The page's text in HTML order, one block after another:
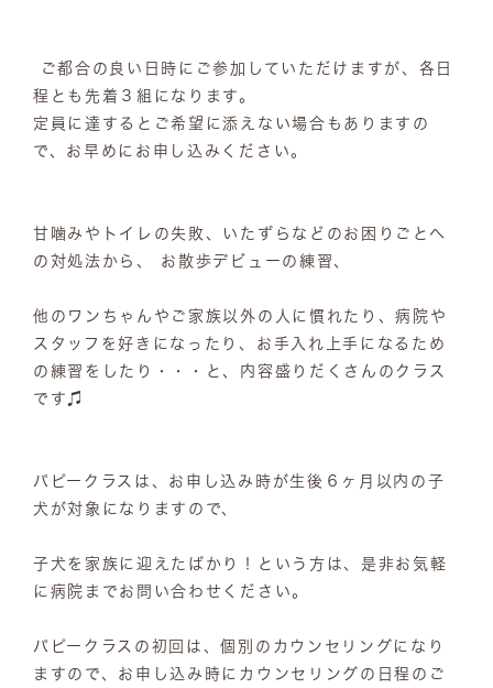
ご都合の良い日時にご参加していただけますが、各日
程とも先着３組になります。
定員に達するとご希望に添えない場合もありますの
で、お早めにお申し込みください。
甘噛みやトイレの失敗、いたずらなどのお困りごとへ
の対処法から、 お散歩デビューの練習、
他のワンちゃんやご家族以外の人に慣れたり、病院や
スタッフを好きになったり、お手入れ上手になるため
の練習をしたり・・・と、内容盛りだくさんのクラス
です♫
パピークラスは、お申し込み時が生後６ヶ月以内の子
犬が対象になりますので、
子犬を家族に迎えたばかり！という方は、是非お気軽
に病院までお問い合わせください。
パピークラスの初回は、個別のカウンセリングになり
ますので、お申し込み時にカウンセリングの日程のご